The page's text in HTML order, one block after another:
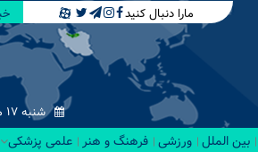
مارا دنبال کنید
شنبه ۱۷ مرداد ۱۴۰۵-
بین الملل ورزشی فرهنگ و هنر علمی پزشکی